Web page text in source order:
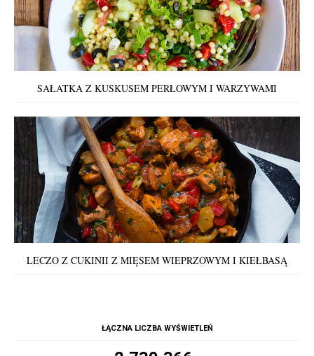
SAŁATKA Z KUSKUSEM PERŁOWYM I WARZYWAMI
LECZO Z CUKINII Z MIĘSEM WIEPRZOWYM I KIEŁBASĄ
ŁĄCZNA LICZBA WYŚWIETLEŃ